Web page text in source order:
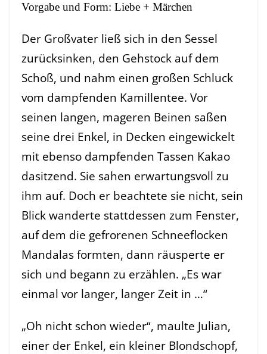
Vorgabe und Form: Liebe + Märchen
Der Großvater ließ sich in den Sessel
zurücksinken, den Gehstock auf dem
Schoß, und nahm einen großen Schluck
vom dampfenden Kamillentee. Vor
seinen langen, mageren Beinen saßen
seine drei Enkel, in Decken eingewickelt
mit ebenso dampfenden Tassen Kakao
dasitzend. Sie sahen erwartungsvoll zu
ihm auf. Doch er beachtete sie nicht, sein
Blick wanderte stattdessen zum Fenster,
auf dem die gefrorenen Schneeflocken
Mandalas formten, dann räusperte er
sich und begann zu erzählen. „Es war
einmal vor langer, langer Zeit in …“
„Oh nicht schon wieder“, maulte Julian,
einer der Enkel, ein kleiner Blondschopf,